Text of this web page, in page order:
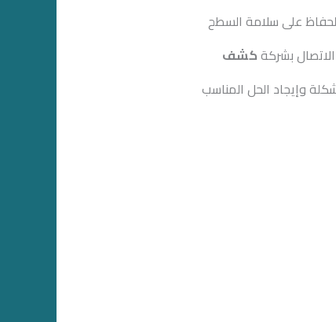
على سلامة السطح
بشركةكشف
وإيجاد الحل المناسب